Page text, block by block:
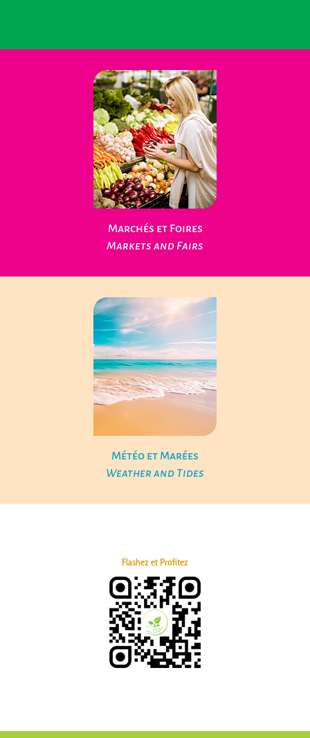
Loisirs Nature
Leisure Nature
Marchés et Foires
Markets and Fairs
Météo et Marées
Weather and Tides
Flashez et Profitez